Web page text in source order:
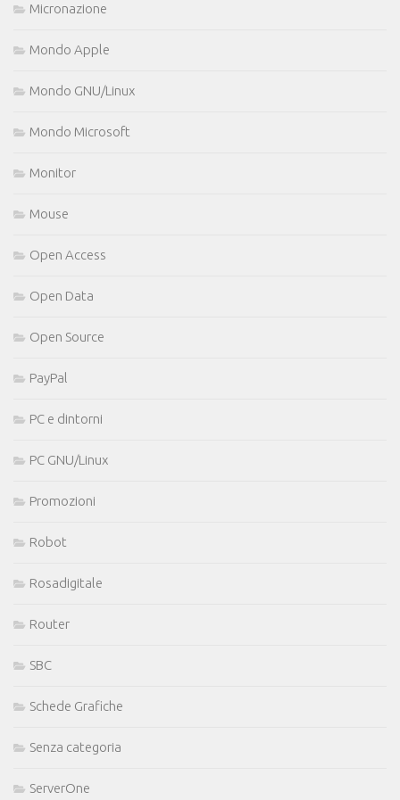
Micronazione
Mondo Apple
Mondo GNU/Linux
Mondo Microsoft
Monitor
Mouse
Open Access
Open Data
Open Source
PayPal
PC e dintorni
PC GNU/Linux
Promozioni
Robot
Rosadigitale
Router
SBC
Schede Grafiche
Senza categoria
ServerOne